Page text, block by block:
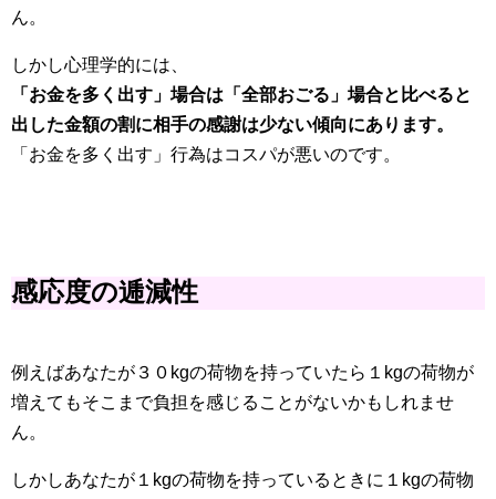
ん。
しかし心理学的には、
「お金を多く出す」場合は「全部おごる」場合と比べると
出した金額の割に相手の感謝は少ない傾向にあります。
「お金を多く出す」行為はコスパが悪いのです。
感応度の逓減性
例えばあなたが３０kgの荷物を持っていたら１kgの荷物が
増えてもそこまで負担を感じることがないかもしれませ
ん。
しかしあなたが１kgの荷物を持っているときに１kgの荷物